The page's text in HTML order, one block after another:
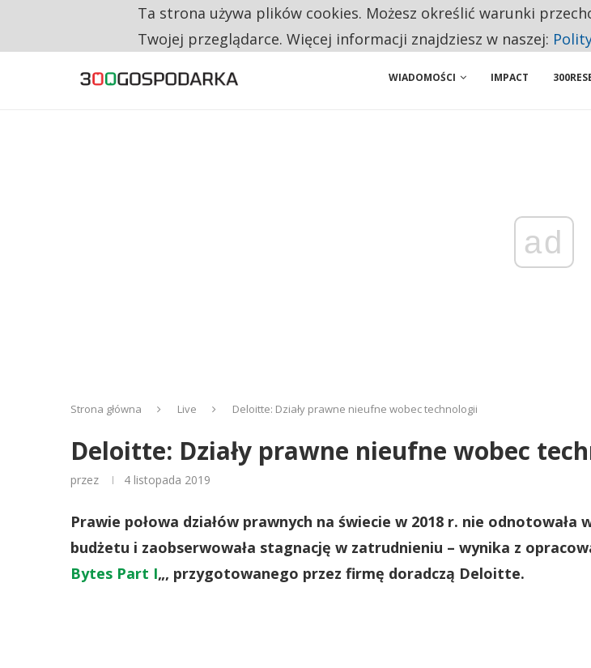
CO TRZECIĄ ZŁOTÓWKĘ Z EMERYTURY SENIORZY PRZEZNACZAJĄ NA PODSTAWOWE
WIADOMOŚCI IMPACT
ad
Strona główna Live Deloitte: Działy prawne nieufne wobec technologii
Deloitte: Działy prawne nieufne wobec
przez 4 listopada 2019
Prawie połowa działów prawnych na świecie w 2018 r. nie odnotowała
budżetu i zaobserwowała stagnację w zatrudnieniu – wynika z
Bytes Part I„, przygotowanego przez firmę doradczą Deloitte.
Ta strona używa plików cookies. Możesz określić warunki
Twojej przeglądarce. Więcej informacji znajdziesz w naszej: